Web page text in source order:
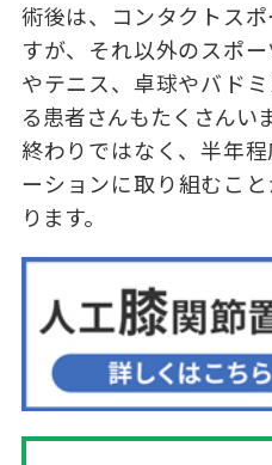
術後は、コンタクトス
すが、それ以外のスポ
やテニス、卓球やバド
る患者さんもたくさんい
終わりではなく、半年
ーションに取り組むこ
ります。